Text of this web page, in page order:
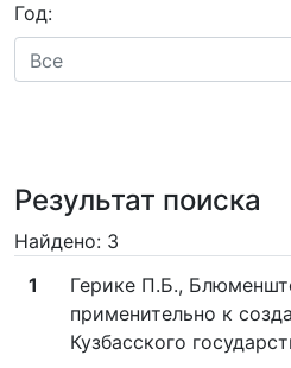
Год:
Все
Результат поиска
Найдено: 3
1
Герике П.Б.,
применительно к
Кузбасского